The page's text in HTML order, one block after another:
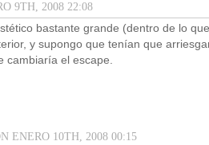
9TH, 2008 22:08
bastante grande (dentro de lo que
y supongo que tenían que
cambiaría el escape.
ENERO 10TH, 2008 00:15